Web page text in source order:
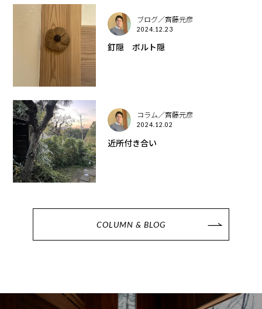
ブログ／齊藤元彦
2024.12.23
釘隠 ボルト隠
コラム／齊藤元彦
2024.12.02
近所付き合い
COLUMN & BLOG